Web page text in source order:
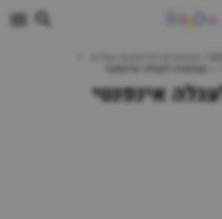
שמשיה לעגלה אינפנטי
אינפנטי